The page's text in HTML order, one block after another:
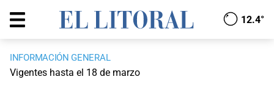
12.4°
INFORMACIÓN GENERAL
Vigentes hasta el 18 de marzo